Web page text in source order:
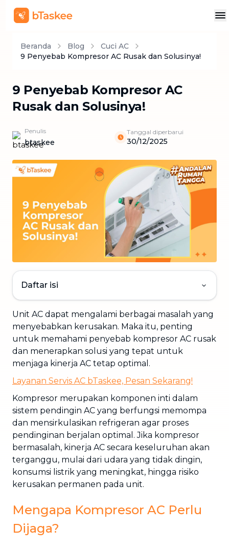
Beranda Blog
Cuci AC
9 Penyebab Kompresor AC Rusak dan Solusinya!
9 Penyebab Kompresor AC
Rusak dan Solusinya!
Penulis
btaskee
Tanggal diperbarui
30/12/2025
Daftar isi
Unit AC dapat mengalami berbagai masalah yang
menyebabkan kerusakan. Maka itu, penting
untuk memahami penyebab kompresor AC rusak
dan menerapkan solusi yang tepat untuk
menjaga kinerja AC tetap optimal.
Layanan Servis AC bTaskee, Pesan Sekarang!
Kompresor merupakan komponen inti dalam
sistem pendingin AC yang berfungsi memompa
dan mensirkulasikan refrigeran agar proses
pendinginan berjalan optimal. Jika kompresor
bermasalah, kinerja AC secara keseluruhan akan
terganggu, mulai dari udara yang tidak dingin,
konsumsi listrik yang meningkat, hingga risiko
kerusakan permanen pada unit.
Mengapa Kompresor AC Perlu
Dijaga?